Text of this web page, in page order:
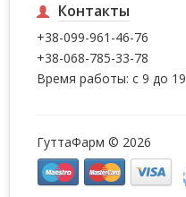
Контакты
+38-099-961-46-76
+38-068-785-33-78
Время работы: с 9 до 19
ГуттаФарм © 2026